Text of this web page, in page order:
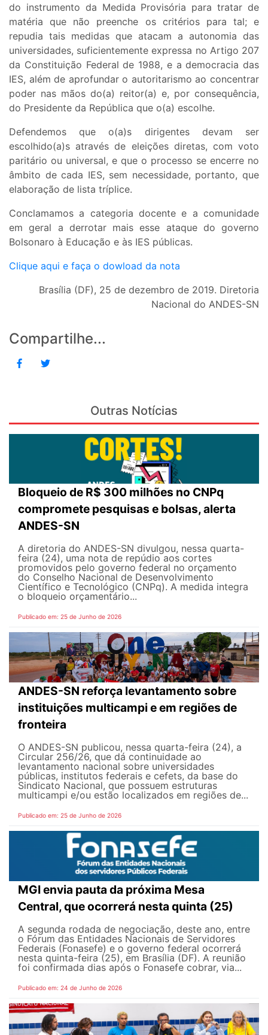
do instrumento da Medida Provisória para tratar de
matéria que não preenche os critérios para tal; e
repudia tais medidas que atacam a autonomia das
universidades, suficientemente expressa no Artigo 207
da Constituição Federal de 1988, e a democracia das
IES, além de aprofundar o autoritarismo ao concentrar
poder nas mãos do(a) reitor(a) e, por consequência,
do Presidente da República que o(a) escolhe.
Defendemos que o(a)s dirigentes devam ser
escolhido(a)s através de eleições diretas, com voto
paritário ou universal, e que o processo se encerre no
âmbito de cada IES, sem necessidade, portanto, que
elaboração de lista tríplice.
Conclamamos a categoria docente e a comunidade
em geral a derrotar mais esse ataque do governo
Bolsonaro à Educação e às IES públicas.
Clique aqui e faça o dowload da nota
Brasília (DF), 25 de dezembro de 2019. Diretoria
Nacional do ANDES-SN
Compartilhe...
Outras Notícias
Bloqueio de R$ 300 milhões no CNPq
compromete pesquisas e bolsas, alerta
ANDES-SN
A diretoria do ANDES-SN divulgou, nessa quarta-
feira (24), uma nota de repúdio aos cortes
promovidos pelo governo federal no orçamento
do Conselho Nacional de Desenvolvimento
Científico e Tecnológico (CNPq). A medida integra
o bloqueio orçamentário...
Publicado em: 25 de Junho de 2026
ANDES-SN reforça levantamento sobre
instituições multicampi e em regiões de
fronteira
O ANDES-SN publicou, nessa quarta-feira (24), a
Circular 256/26, que dá continuidade ao
levantamento nacional sobre universidades
públicas, institutos federais e cefets, da base do
Sindicato Nacional, que possuem estruturas
multicampi e/ou estão localizados em regiões de...
Publicado em: 25 de Junho de 2026
MGI envia pauta da próxima Mesa
Central, que ocorrerá nesta quinta (25)
A segunda rodada de negociação, deste ano, entre
o Fórum das Entidades Nacionais de Servidores
Federais (Fonasefe) e o governo federal ocorrerá
nesta quinta-feira (25), em Brasília (DF). A reunião
foi confirmada dias após o Fonasefe cobrar, via...
Publicado em: 24 de Junho de 2026